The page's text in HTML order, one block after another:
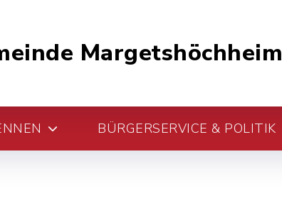
Margetshöchheim
BÜRGERSERVICE & POLITIK